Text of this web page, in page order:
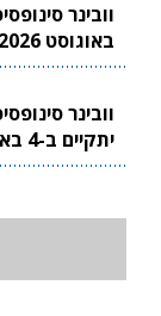
באוגוסט 2026
יתקיים ב-4 באוגוסט 2026